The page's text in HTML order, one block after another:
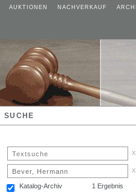
AUKTIONEN NACHVERKAUF
SUCHE
x
x
Katalog-Archiv 1 Ergebnis